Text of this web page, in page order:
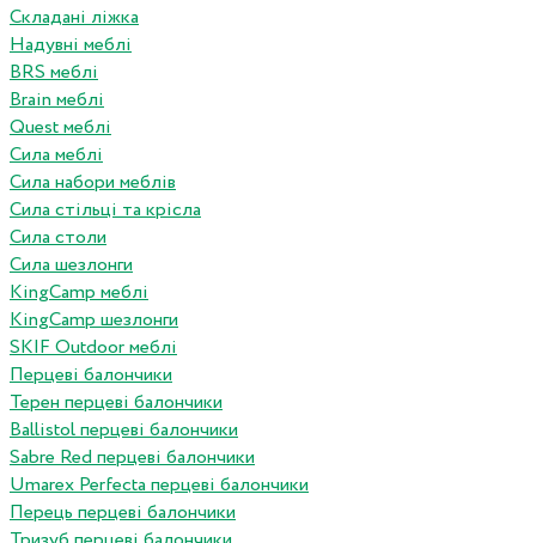
Складані ліжка
Надувні меблі
BRS меблі
Brain меблі
Quest меблі
Сила меблі
Сила набори меблів
Сила стільці та крісла
Сила столи
Сила шезлонги
KingCamp меблі
KingCamp шезлонги
SKIF Outdoor меблі
Перцеві балончики
Терен перцеві балончики
Ballistol перцеві балончики
Sabre Red перцеві балончики
Umarex Perfecta перцеві балончики
Перець перцеві балончики